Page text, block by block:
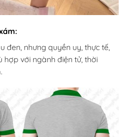
đen, nhưng quyền uy, thực tế,
hợp với ngành điện tử, thời